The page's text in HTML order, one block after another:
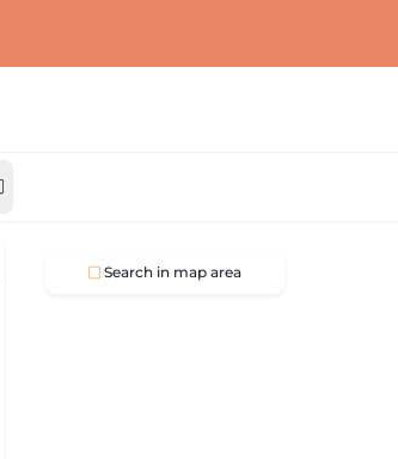
Search in map area